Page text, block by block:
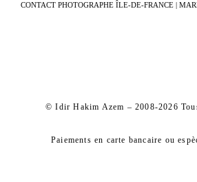
CONTACT PHOTOGRAPHE ÎLE-DE-FRANCE |
© Idir Hakim Azem – 2008-2026
Paiements en carte bancaire ou